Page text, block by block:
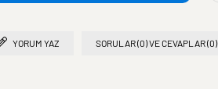
YORUM YAZ SORULAR (0) VE CEVAPLAR (0)